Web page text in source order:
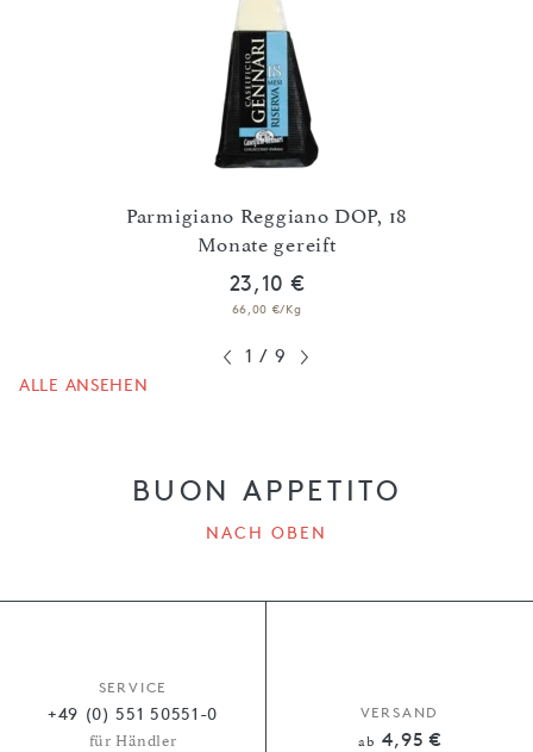
Parmigiano Reggiano DOP, 18
Monate gereift
23,10 €
66,00 €/Kg
1 / 9
ALLE ANSEHEN
BUON APPETITO
NACH OBEN
SERVICE
+49 (0) 551 50551-0
für Händler
VERSAND
ab 4,95 €